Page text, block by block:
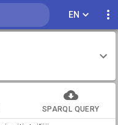
EN
SPARQL QUERY